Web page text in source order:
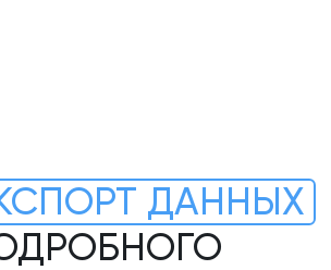
ДАННЫХ